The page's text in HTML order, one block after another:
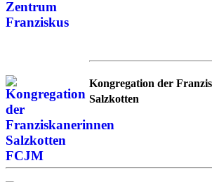
Kongregation der
Salzkotten